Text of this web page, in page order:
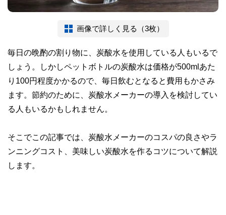
画像で詳しく見る（3枚）
毎日の晩酌の割り物に、炭酸水を使用している人もいるで
しょう。しかしペットボトルの炭酸水は価格が500mlあた
り100円程度かかるので、毎日飲むとなると費用もかさみ
ます。節約のために、炭酸水メーカーの導入を検討してい
る人もいるかもしれません。
そこでこの記事では、炭酸水メーカーのコスパの良さやラ
ンニングコスト、美味しい炭酸水を作るコツについて解説
します。